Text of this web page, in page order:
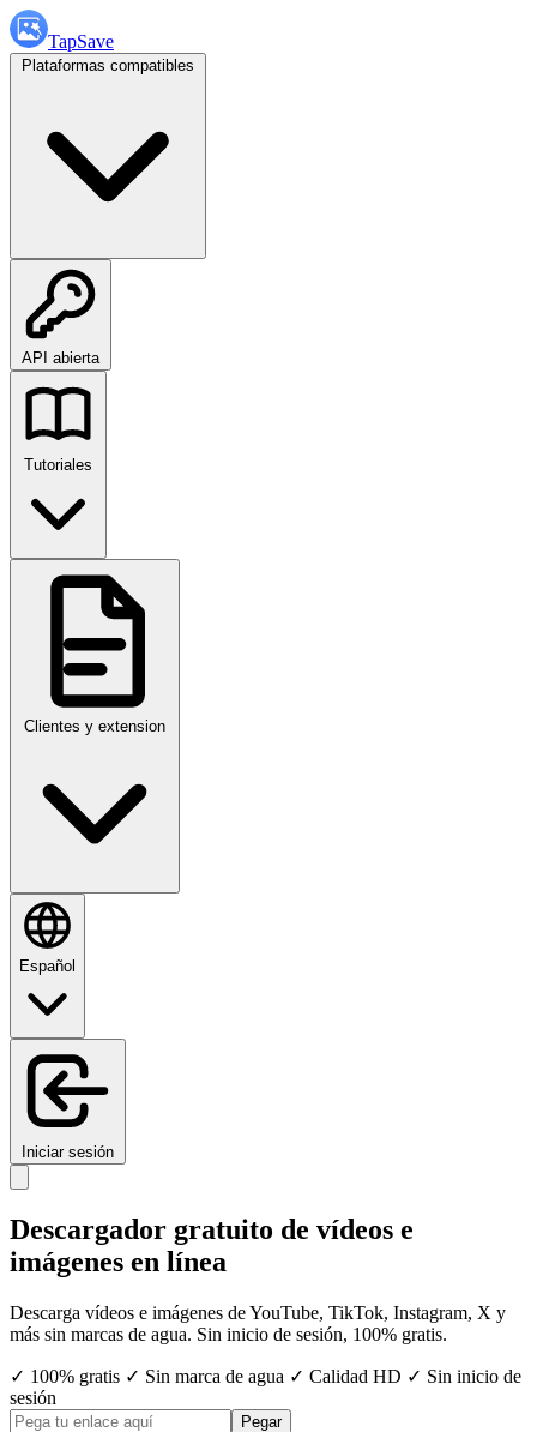
TapSave
API abierta
Español
Iniciar sesión
Descargador gratuito de vídeos e
imágenes en línea
Descarga vídeos e imágenes de YouTube, TikTok, Instagram, X y
más sin marcas de agua. Sin inicio de sesión, 100% gratis.
✓ 100% gratis ✓ Sin marca de agua ✓ Calidad HD ✓ Sin inicio de
sesión
Pegar